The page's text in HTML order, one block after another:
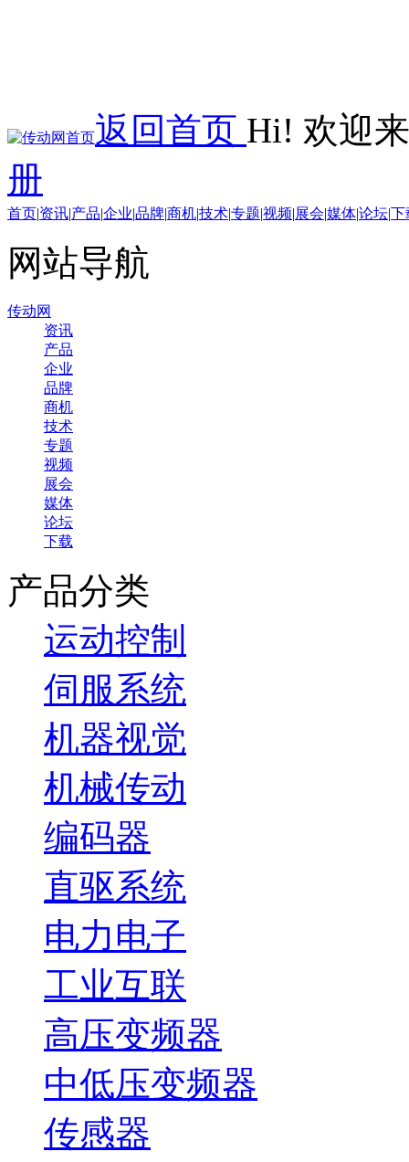
返回首页 Hi! 欢迎
册
首页|资讯|产品|企业|品牌|商机|技术|专题|视频|展会|媒体|论坛|下
网站导航
传动网
资讯
产品
企业
品牌
商机
技术
专题
视频
展会
媒体
论坛
下载
产品分类
运动控制
伺服系统
机器视觉
机械传动
编码器
直驱系统
电力电子
工业互联
高压变频器
中低压变频器
传感器